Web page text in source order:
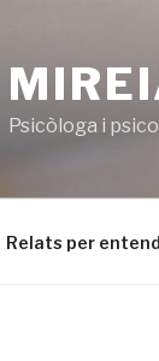
Psicòloga i
Relats per